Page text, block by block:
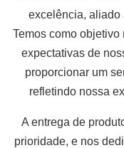
excelência, aliado
Temos como
expectativas de
proporcionar um
refletindo nossa
A entrega de
prioridade, e nos